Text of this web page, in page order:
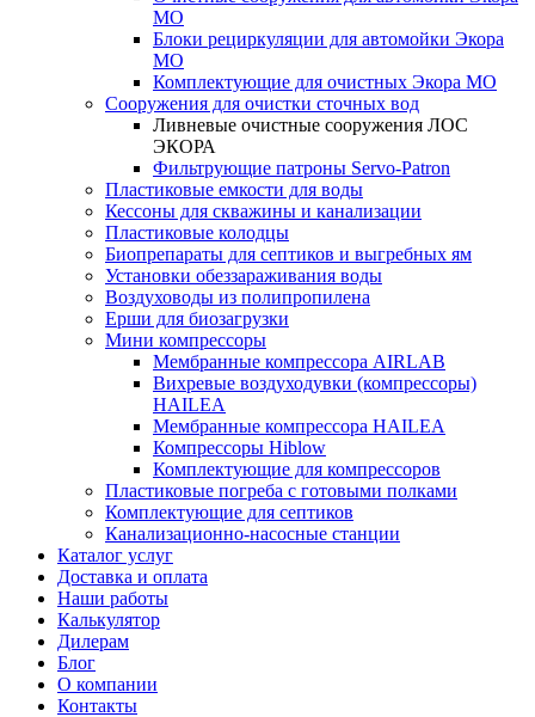
МО
Блоки рециркуляции для автомойки Экора
МО
Комплектующие для очистных Экора МО
Сооружения для очистки сточных вод
Ливневые очистные сооружения ЛОС
ЭКОРА
Фильтрующие патроны Servo-Patron
Пластиковые емкости для воды
Кессоны для скважины и канализации
Пластиковые колодцы
Биопрепараты для септиков и выгребных ям
Установки обеззараживания воды
Воздуховоды из полипропилена
Ерши для биозагрузки
Мини компрессоры
Мембранные компрессора AIRLAB
Вихревые воздуходувки (компрессоры)
HAILEA
Мембранные компрессора HAILEA
Компрессоры Hiblow
Комплектующие для компрессоров
Пластиковые погреба с готовыми полками
Комплектующие для септиков
Канализационно-насосные станции
Каталог услуг
Доставка и оплата
Наши работы
Калькулятор
Дилерам
Блог
О компании
Контакты